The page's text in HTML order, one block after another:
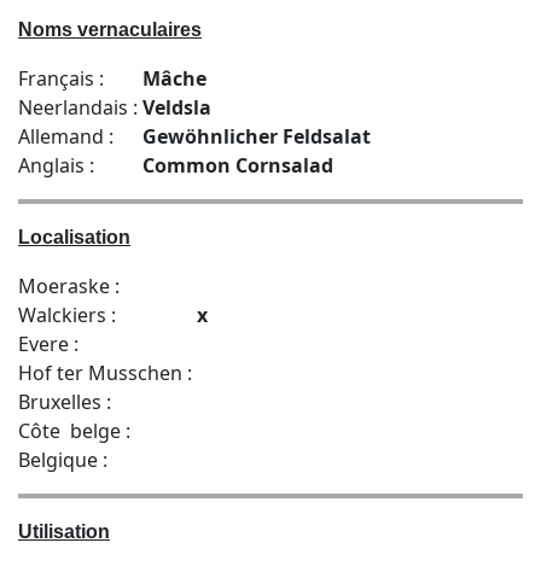
Noms vernaculaires
Français :
Mâche
Neerlandais : Veldsla
Allemand :
Gewöhnlicher Feldsalat
Anglais :
Common Cornsalad
Localisation
Moeraske :
Walckiers :
x
Evere :
Hof ter Musschen :
Bruxelles :
Côte belge :
Belgique :
Utilisation